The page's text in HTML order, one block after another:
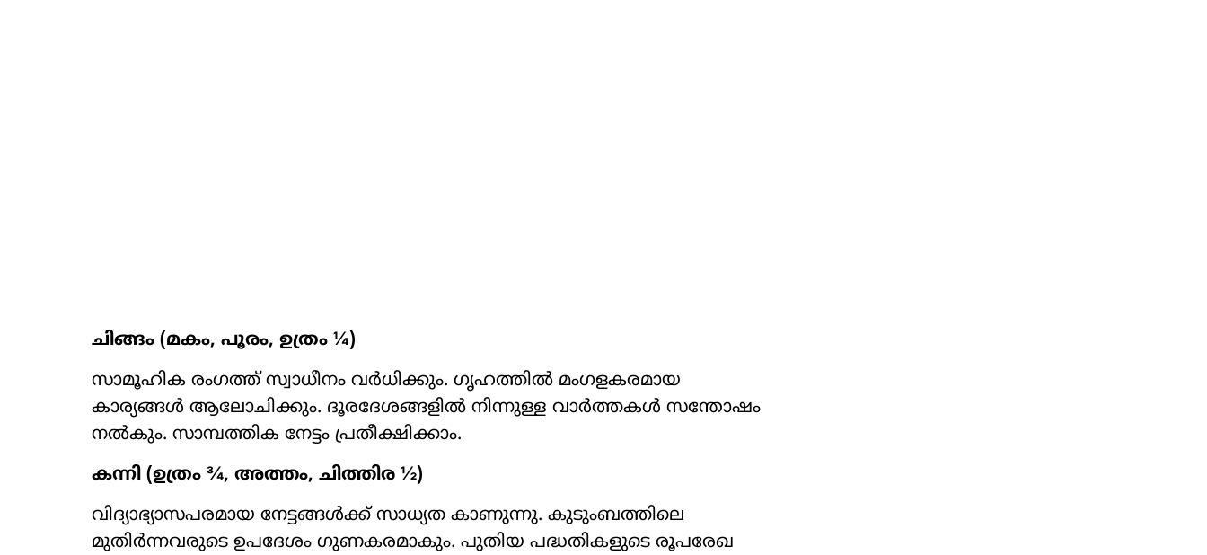
ചിങ്ങം (മകം, പൂരം, ഉത്രം ¼)
സാമൂഹിക രംഗത്ത് സ്വാധീനം വർധിക്കും. ഗൃഹത്തിൽ മംഗളകരമായ
കാര്യങ്ങൾ ആലോചിക്കും. ദൂരദേശങ്ങളിൽ നിന്നുള്ള വാർത്തകൾ സന്തോഷം
നൽകും. സാമ്പത്തിക നേട്ടം പ്രതീക്ഷിക്കാം.
കന്നി (ഉത്രം ¾, അത്തം, ചിത്തിര ½)
വിദ്യാഭ്യാസപരമായ നേട്ടങ്ങൾക്ക് സാധ്യത കാണുന്നു. കുടുംബത്തിലെ
മുതിർന്നവരുടെ ഉപദേശം ഗുണകരമാകും. പുതിയ പദ്ധതികളുടെ രൂപരേഖ